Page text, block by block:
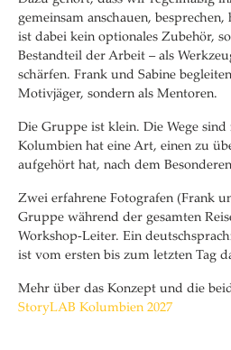
gemeinsam anschauen,
ist dabei kein optionales Zubehör,
Bestandteil der Arbeit – als
schärfen. Frank und Sabine
Motivjäger, sondern als Mentoren.
Die Gruppe ist klein. Die Wege
Kolumbien hat eine Art, einen zu
aufgehört hat, nach dem
Zwei erfahrene Fotografen (Frank
Gruppe während der gesamten
Workshop-Leiter. Ein
ist vom ersten bis zum letzten Tag
Mehr über das Konzept und die
StoryLAB Kolumbien 2027